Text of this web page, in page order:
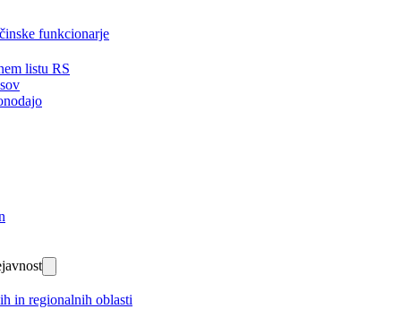
funkcionarje
listu RS
in regionalnih oblasti